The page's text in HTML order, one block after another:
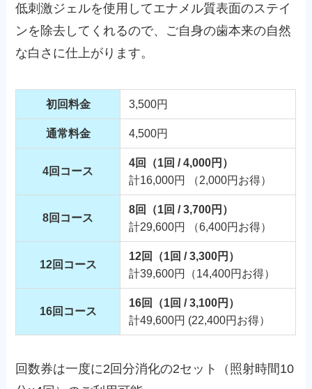
低刺激ジェルを使用してエナメル質表面のステイ
ンを除去してくれるので、ご自身の歯本来の自然
な白さに仕上がります。
初回料金 3,500円
通常料金 4,500円
4回コース
4回（1回 / 4,000円）
計16,000円 （2,000円お得）
8回コース
8回（1回 / 3,700円）
計29,600円 （6,400円お得）
12回コース
12回（1回 / 3,300円）
計39,600円（14,400円お得）
16回コース
16回（1回 / 3,100円）
計49,600円 (22,400円お得）
回数券は一度に2回分消化の2セット（照射時間10